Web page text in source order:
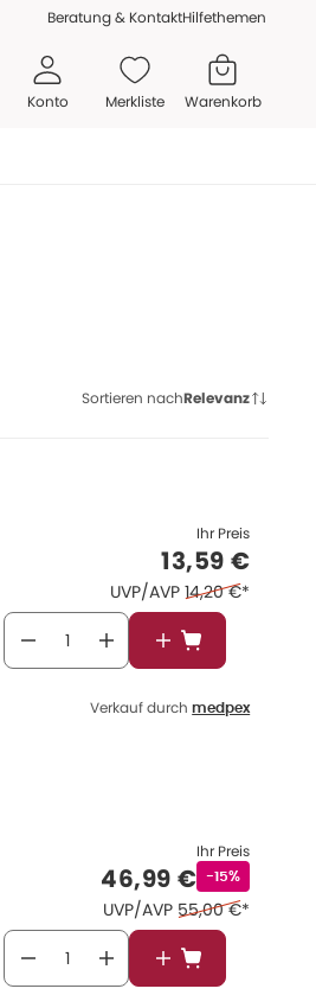
Beratung & KontaktHilfethemen
Konto Merkliste Warenkorb
Sortieren nachRelevanz
Ihr Preis
13,59 €
UVP/AVP Ehemaliger
14,20 €*
In den
Verkauf durch medpex
Ihr Preis
Verkaufspreis
46,99 €Rabattstempel
-15%
UVP/AVP Ehemaliger Preis
55,00 €*
In den